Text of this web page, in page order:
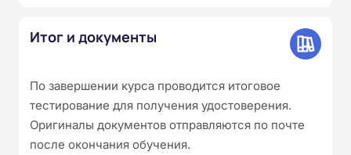
Итог и документы
По завершении курса проводится итоговое
тестирование для получения удостоверения.
Оригиналы документов отправляются по почте
после окончания обучения.